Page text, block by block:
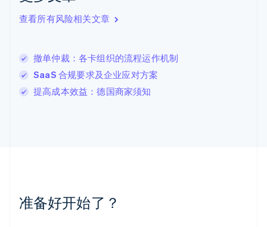
查看所有风险相关文章
撤单仲裁：各卡组织的流程运作机制
SaaS 合规要求及企业应对方案
提高成本效益：德国商家须知
准备好开始了？
列支敦士登
FrançaisDeutschEnglish
罗马尼亚
English
马尔他
English
葡萄牙